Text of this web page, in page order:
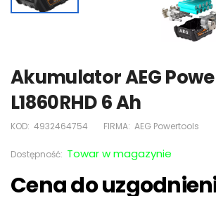
Akumulator AEG
L1860RHD 6 Ah
KOD: 4932464754 FIRMA: AEG Powertools
Dostępność: Towar w magazynie
Cena do